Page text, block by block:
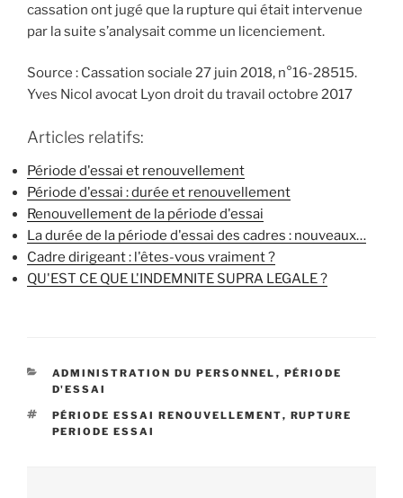
cassation ont jugé que la rupture qui était intervenue
par la suite s’analysait comme un licenciement.
Source : Cassation sociale 27 juin 2018, n°16-28515.
Yves Nicol avocat Lyon droit du travail octobre 2017
Articles relatifs:
Période d'essai et renouvellement
Période d'essai : durée et renouvellement
Renouvellement de la période d'essai
La durée de la période d'essai des cadres : nouveaux…
Cadre dirigeant : l'êtes-vous vraiment ?
QU'EST CE QUE L'INDEMNITE SUPRA LEGALE ?
CATÉGORIES
ADMINISTRATION DU PERSONNEL , PÉRIODE
D'ESSAI
ÉTIQUETTES
PÉRIODE ESSAI RENOUVELLEMENT, RUPTURE
PERIODE ESSAI